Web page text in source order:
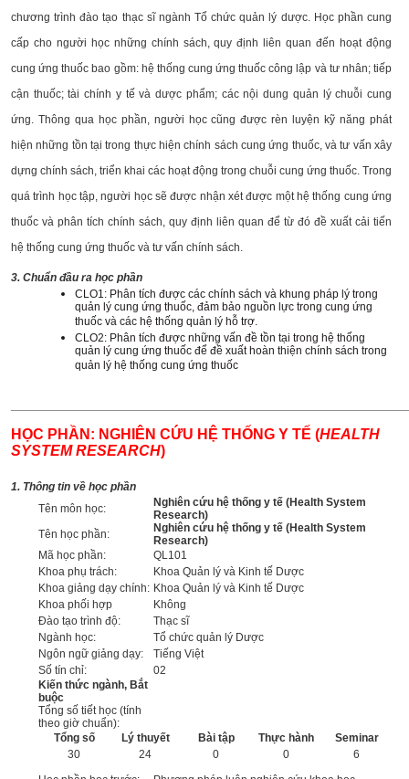
chương trình đào tạo thạc sĩ ngành Tổ chức quản lý dược. Học phần cung
cấp cho người học những chính sách, quy định liên quan đến hoạt động
cung ứng thuốc bao gồm: hệ thống cung ứng thuốc công lập và tư nhân; tiếp
cận thuốc; tài chính y tế và dược phẩm; các nội dung quản lý chuỗi cung
ứng. Thông qua học phần, người học cũng được rèn luyện kỹ năng phát
hiện những tồn tại trong thực hiện chính sách cung ứng thuốc, và tư vấn xây
dựng chính sách, triển khai các hoạt động trong chuỗi cung ứng thuốc. Trong
quá trình học tập, người học sẽ được nhận xét được một hệ thống cung ứng
thuốc và phân tích chính sách, quy định liên quan để từ đó đề xuất cải tiến
hệ thống cung ứng thuốc và tư vấn chính sách.
3. Chuẩn đầu ra học phần
CLO1: Phân tích được các chính sách và khung pháp lý trong
quản lý cung ứng thuốc, đảm bảo nguồn lực trong cung ứng
thuốc và các hệ thống quản lý hỗ trợ.
CLO2: Phân tích được những vấn đề tồn tại trong hệ thống
quản lý cung ứng thuốc để đề xuất hoàn thiện chính sách trong
quản lý hệ thống cung ứng thuốc
HỌC PHẦN: NGHIÊN CỨU HỆ THỐNG Y TẾ (HEALTH
SYSTEM RESEARCH)
1. Thông tin về học phần
Tên môn học:
Nghiên cứu hệ thống y tế (Health System
Research)
Tên học phần:
Nghiên cứu hệ thống y tế (Health System
Research)
Mã học phần:
QL101
Khoa phụ trách:
Khoa Quản lý và Kinh tế Dược
Khoa giảng dạy chính: Khoa Quản lý và Kinh tế Dược
Khoa phối hợp
Không
Đào tạo trình độ:
Thạc sĩ
Ngành học:
Tổ chức quản lý Dược
Ngôn ngữ giảng dạy:
Tiếng Việt
Số tín chỉ:
02
Kiến thức ngành, Bắt
buộc
Tổng số tiết học (tính
theo giờ chuẩn):
Tổng số
Lý thuyết Bài tập Thực hành
Seminar
30
24 0 0
6